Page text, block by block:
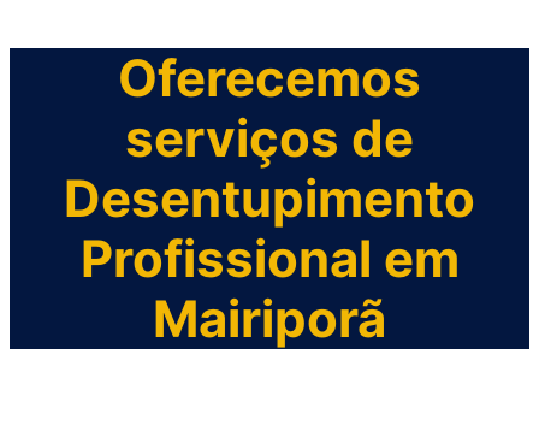
Oferecemos
serviços de
Desentupimento
Profissional em
Mairiporã